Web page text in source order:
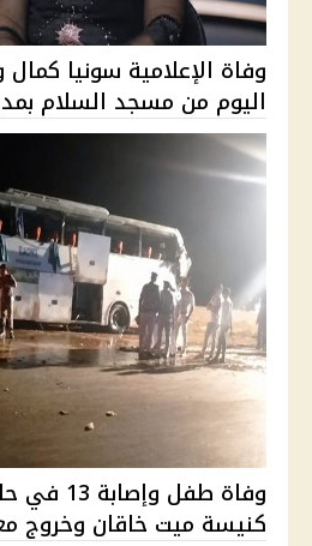
وفاة الإعلامية سونيا كمال
اليوم من مسجد السلام
وفاة طفل
كنيسة ميت خاقان وخروج